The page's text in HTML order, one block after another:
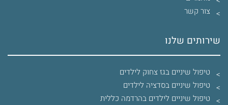
צור קשר
שירותים שלנו
טיפול שיניים בגז צחוק לילדים
טיפול שיניים בסדציה לילדים
טיפול שיניים לילדים בהרדמה כללית